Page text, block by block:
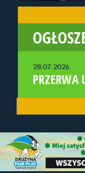
28.07.2026
PRZERWA